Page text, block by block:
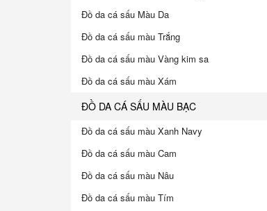
Đồ da cá sấu Màu Da
Đồ da cá sấu màu Trắng
Đồ da cá sấu màu Vàng kim sa
Đồ da cá sấu màu Xám
ĐỒ DA CÁ SẤU MÀU BẠC
Đồ da cá sấu màu Xanh Navy
Đồ da cá sấu màu Cam
Đồ da cá sấu màu Nâu
Đồ da cá sấu màu Tím